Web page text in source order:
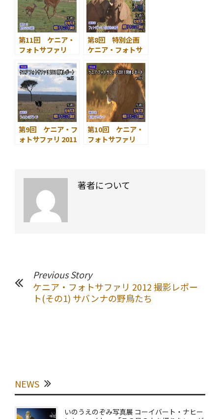
第11回 ケニア・
フォトサファリ
4 野生動物たちの
躍動
第8回 特別企画
ケニア・フォトサ
ンナ現地レポート
1 野生動物の世界
第9回 ケニア・フ
ォトサファリ 2011
第10回 ケニア・
フォトサファリ
著者について
Previous Story
ケニア・フォトサファリ 2012 撮影レポー
ト(その1) サバンナの野鳥たち
NEWS
いのうえのぞみ写真展 コーイバート・ナヒー